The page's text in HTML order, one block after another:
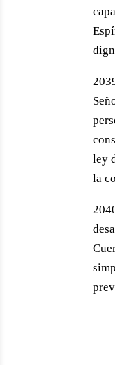
ley
la